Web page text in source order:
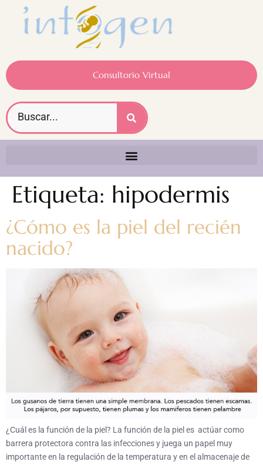
Consultorio Virtual
Etiqueta: hipodermis
¿Cómo es la piel del recién
nacido?
¿Cuál es la función de la piel? La función de la piel es actúar como
barrera protectora contra las infecciones y juega un papel muy
importante en la regulación de la temperatura y en el almacenaje de